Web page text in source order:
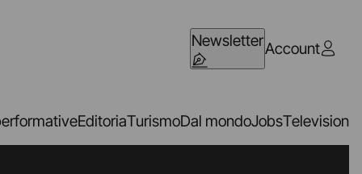
NewsletterAccount
EditoriaTurismoDal mondoJobsTelevision